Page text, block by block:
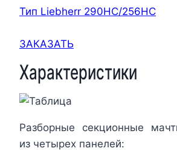
Тип Liebherr 290HC/256HC
ЗАКАЗАТЬ
Характеристики
Разборные секционные
из четырех панелей: